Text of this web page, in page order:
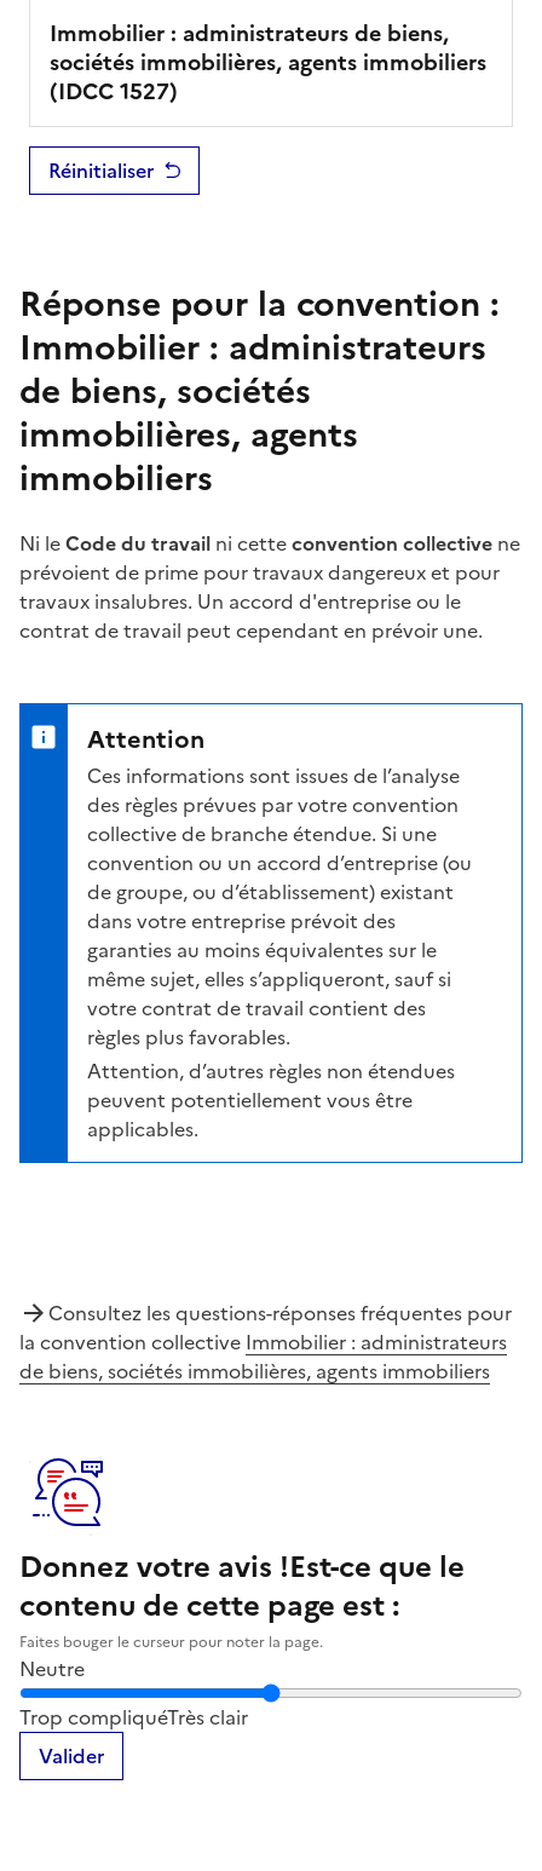
Immobilier : administrateurs de biens,
sociétés immobilières, agents immobiliers
(IDCC1527)
Réinitialiser
Réponse pour la convention :
Immobilier : administrateurs
de biens, sociétés
immobilières, agents
immobiliers
Ni leCode du travail ni cetteconvention collective ne
prévoient de prime pour travaux dangereux et pour
travaux insalubres. Un accord d'entreprise ou le
contrat de travail peut cependant en prévoir une.
Attention
Ces informations sont issues de l’analyse
des règles prévues par votre convention
collective de branche étendue. Si une
convention ou un accord d’entreprise (ou
de groupe, ou d’établissement) existant
dans votre entreprise prévoit des
garanties au moins équivalentes sur le
même sujet, elles s’appliqueront, sauf si
votre contrat de travail contient des
règles plus favorables.
Attention, d’autres règles non étendues
peuvent potentiellement vous être
applicables.
Consultez les questions-réponses fréquentes pour
la convention collective Immobilier : administrateurs
de biens, sociétés immobilières, agents immobiliers
Donnez votre avis !Est-ce que le
contenu de cette page est :
Faites bouger le curseur pour noter la page.
Neutre
Notez la clarté du contenu de cette page
Trop compliquéTrès clair
Valider